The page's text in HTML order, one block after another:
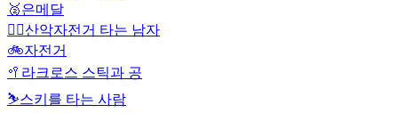
🥈은메달
🚵‍♂️산악자전거 타는 남자
🚲자전거
🥍 라크로스 스틱과 공
⛷️스키를 타는 사람